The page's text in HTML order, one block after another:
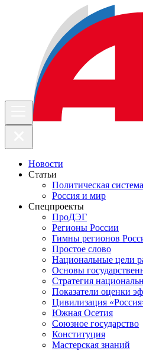
Новости
Статьи
Политическая
Россия и мир
Спецпроекты
ПроДЭГ
Регионы России
Гимны регионов
Простое слово
Национальные цели
Основы
Стратегия
Показатели оценки
Цивилизация
Южная Осетия
Союзное государство
Конституция
Мастерская знаний